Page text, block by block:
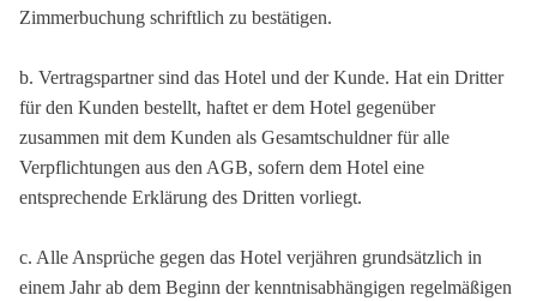
Zimmerbuchung schriftlich zu bestätigen.
b. Vertragspartner sind das Hotel und der Kunde. Hat ein Dritter
für den Kunden bestellt, haftet er dem Hotel gegenüber
zusammen mit dem Kunden als Gesamtschuldner für alle
Verpflichtungen aus den AGB, sofern dem Hotel eine
entsprechende Erklärung des Dritten vorliegt.
c. Alle Ansprüche gegen das Hotel verjähren grundsätzlich in
einem Jahr ab dem Beginn der kenntnisabhängigen regelmäßigen